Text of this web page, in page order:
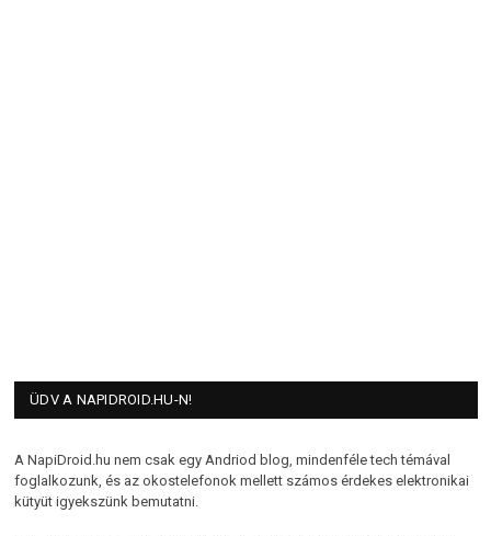
ÜDV A NAPIDROID.HU-N!
A NapiDroid.hu nem csak egy Andriod blog, mindenféle tech témával
foglalkozunk, és az okostelefonok mellett számos érdekes elektronikai
kütyüt igyekszünk bemutatni.